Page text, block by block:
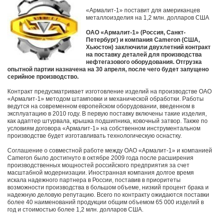
«Армалит-1» поставит для американцев
металлоизделия на 1,2 млн. долларов США
ОАО «Армалит-1» (Россия, Санкт-
Петербург) и компания Cameron (США,
Хьюстон) заключили двухлетний контракт
на поставку деталей для производства
нефтегазового оборудования. Отгрузка
опытной партии назначена на 30 апреля, после чего будет запущено
серийное производство.
Контракт предусматривает изготовление изделий на производстве ОАО
«Армалит-1» методом штамповки и механической обработки. Работы
ведутся на современном европейском оборудовании, введенном в
эксплуатацию в 2010 году. В первую поставку включены такие изделия,
как адаптер штурвала, крышка подшипника, ковочный затвор. Также по
условиям договора «Армалит-1» на собственном инструментальном
производстве будет изготавливать технологическую оснастку.
Соглашение о совместной работе между ОАО «Армалит-1» и компанией
Cameron было достигнуто в октябре 2009 года после расширения
производственных мощностей российского предприятия за счет
масштабной модернизации. Иностранная компания долгое время
искала надежного партнера в России, поставив в приоритеты
возможности производства в большом объеме, низкий процент брака и
надежную деловую репутацию. Всего по контракту ожидаются поставки
более 40 наименований продукции общим объемом 65 000 изделий в
год и стоимостью более 1,2 млн. долларов США.